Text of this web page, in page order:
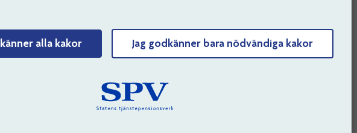
alla kakor Jag godkänner bara nödvändiga kakor
skyddat material som du själv inte har skapat eller
rättigheterna till.
trakasserier och skvaller.
du utger dig för att vara någon annan existerande person.